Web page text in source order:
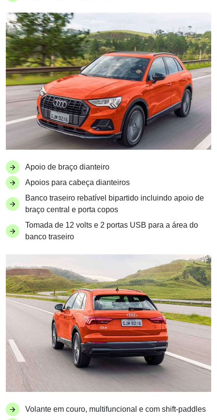
Apoio de braço dianteiro
Apoios para cabeça dianteiros
Banco traseiro rebatível bipartido incluindo apoio de
braço central e porta copos
Tomada de 12 volts e 2 portas USB para a área do
banco traseiro
Volante em couro, multifuncional e com shift-paddles